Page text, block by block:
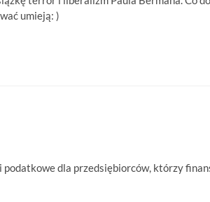
umieją: )
dla przedsiębiorców, którzy